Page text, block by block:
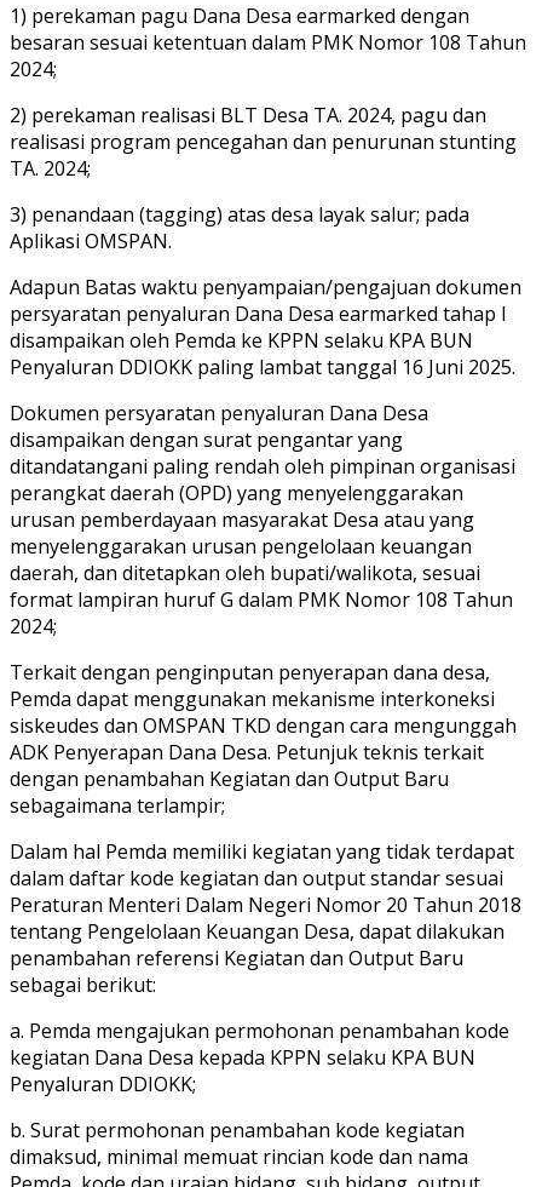
1) perekaman pagu Dana Desa earmarked dengan
besaran sesuai ketentuan dalam PMK Nomor 108 Tahun
2024;
2) perekaman realisasi BLT Desa TA. 2024, pagu dan
realisasi program pencegahan dan penurunan stunting
TA. 2024;
3) penandaan (tagging) atas desa layak salur; pada
Aplikasi OMSPAN.
Adapun Batas waktu penyampaian/pengajuan dokumen
persyaratan penyaluran Dana Desa earmarked tahap I
disampaikan oleh Pemda ke KPPN selaku KPA BUN
Penyaluran DDIOKK paling lambat tanggal 16 Juni 2025.
Dokumen persyaratan penyaluran Dana Desa
disampaikan dengan surat pengantar yang
ditandatangani paling rendah oleh pimpinan organisasi
perangkat daerah (OPD) yang menyelenggarakan
urusan pemberdayaan masyarakat Desa atau yang
menyelenggarakan urusan pengelolaan keuangan
daerah, dan ditetapkan oleh bupati/walikota, sesuai
format lampiran huruf G dalam PMK Nomor 108 Tahun
2024;
Terkait dengan penginputan penyerapan dana desa,
Pemda dapat menggunakan mekanisme interkoneksi
siskeudes dan OMSPAN TKD dengan cara mengunggah
ADK Penyerapan Dana Desa. Petunjuk teknis terkait
dengan penambahan Kegiatan dan Output Baru
sebagaimana terlampir;
Dalam hal Pemda memiliki kegiatan yang tidak terdapat
dalam daftar kode kegiatan dan output standar sesuai
Peraturan Menteri Dalam Negeri Nomor 20 Tahun 2018
tentang Pengelolaan Keuangan Desa, dapat dilakukan
penambahan referensi Kegiatan dan Output Baru
sebagai berikut:
a. Pemda mengajukan permohonan penambahan kode
kegiatan Dana Desa kepada KPPN selaku KPA BUN
Penyaluran DDIOKK;
b. Surat permohonan penambahan kode kegiatan
dimaksud, minimal memuat rincian kode dan nama